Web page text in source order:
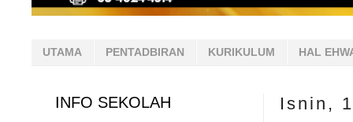
UTAMA PENTADBIRAN KURIKULUM HAL
Isnin,
INFO SEKOLAH